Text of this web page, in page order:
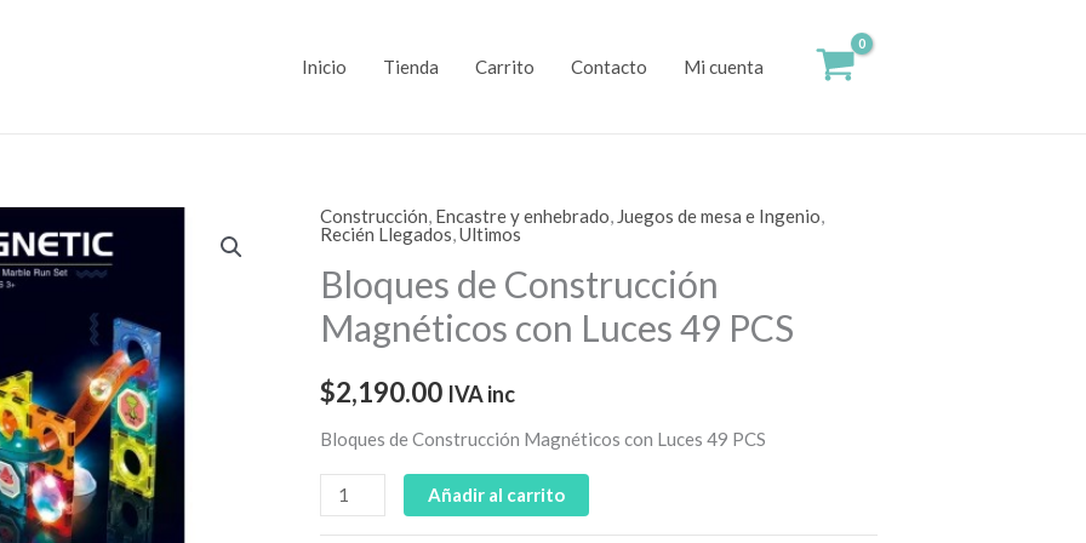
Inicio Tienda Carrito Contacto Mi cuenta
Construcción, Encastre y enhebrado, Juegos de mesa e Ingenio,
Recién Llegados,Ultimos
Bloques de Construcción
Magnéticos con Luces 49 PCS
$2,190.00 IVA inc
Bloques de Construcción Magnéticos con Luces 49 PCS
Bloques
Construcción
Magnéticos
Luces
PCS
cantidad
Añadir al carrito